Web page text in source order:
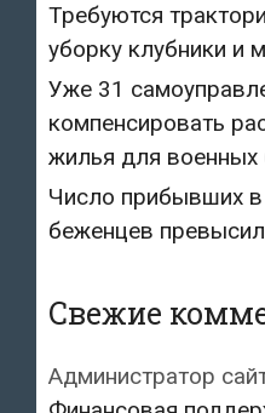
Требуются
уборку клубники и
Уже 31
компенсировать
жилья для военных
Число прибывших
беженцев
Свежие
Администратор